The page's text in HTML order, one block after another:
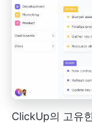
ClickUp의 고유